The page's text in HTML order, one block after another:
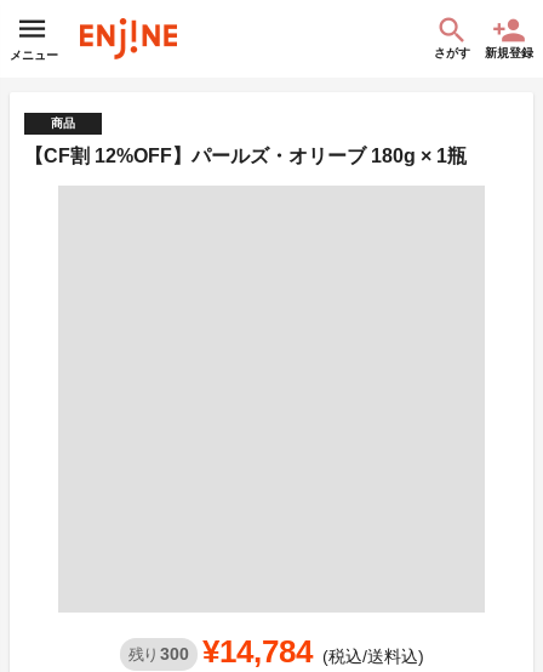
メニュー さがす 新規登録
商品
【CF割 12%OFF】パールズ・オリーブ 180g × 1瓶
残り 300 ¥14,784 (税込/送料込)